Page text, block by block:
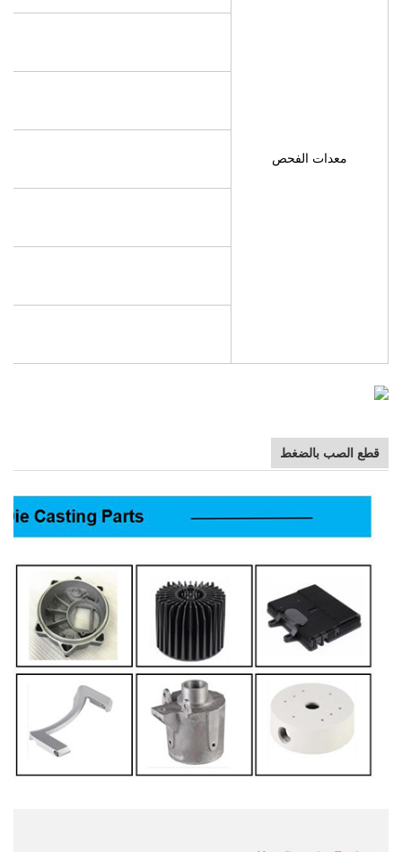
معدات الفحص
قطع الصب بالضغط